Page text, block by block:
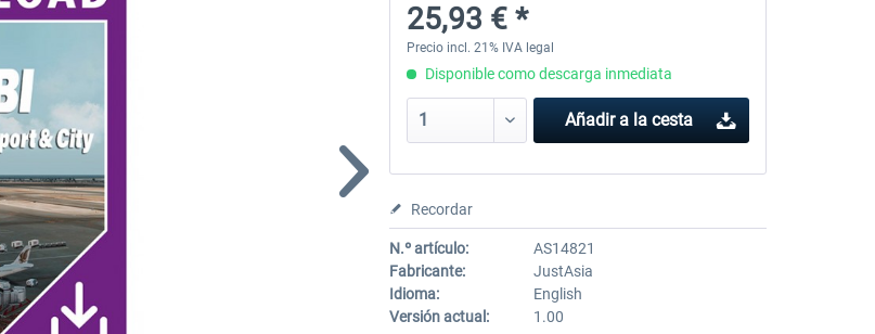
25,93 € *
Precio incl. 21% IVA legal
Disponible como descarga inmediata
Añadir a la cesta
Recordar
N.º artículo:
AS14821
Fabricante:
JustAsia
Idioma:
English
Versión actual:
1.00